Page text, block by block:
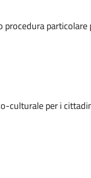
culturale per i